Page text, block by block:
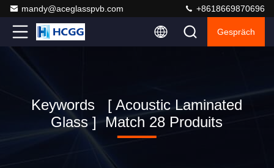
mandy@aceglasspvb.com +8618669870696
Gespräch
Keywords [ Acoustic Laminated
Glass ] Match 28 Produits